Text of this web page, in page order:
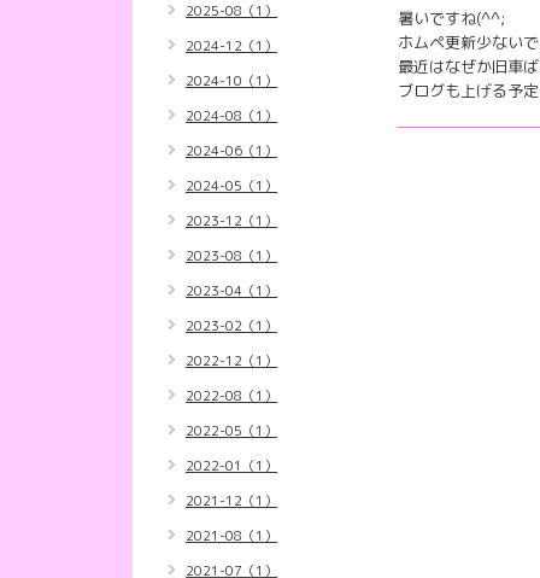
暑いですね(^^;
ホムペ更新少ない
最近はなぜか旧車
ブログも上げる予
2025-08（1）
2024-12（1）
2024-10（1）
2024-08（1）
2024-06（1）
2024-05（1）
2023-12（1）
2023-08（1）
2023-04（1）
2023-02（1）
2022-12（1）
2022-08（1）
2022-05（1）
2022-01（1）
2021-12（1）
2021-08（1）
2021-07（1）